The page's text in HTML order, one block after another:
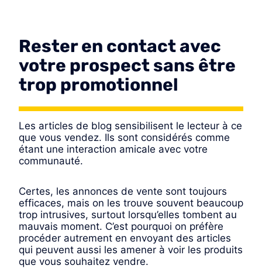
Rester en contact avec
votre prospect sans être
trop promotionnel
Les articles de blog sensibilisent le lecteur à ce
que vous vendez. Ils sont considérés comme
étant une interaction amicale avec votre
communauté.
Certes, les annonces de vente sont toujours
efficaces, mais on les trouve souvent beaucoup
trop intrusives, surtout lorsqu’elles tombent au
mauvais moment. C’est pourquoi on préfère
procéder autrement en envoyant des articles
qui peuvent aussi les amener à voir les produits
que vous souhaitez vendre.